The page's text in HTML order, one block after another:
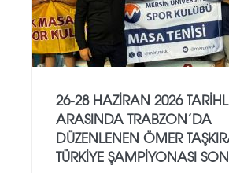
26-28 HAZIRAN 2026
ARASINDA TRABZON’DA
DÜZENLENEN ÖMER
TÜRKIYE ŞAMPIYONASI